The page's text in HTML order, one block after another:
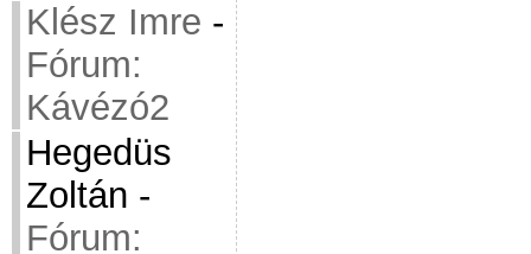
Klész Imre -
Fórum:
Kávézó2
Hegedüs
Zoltán -
Fórum: